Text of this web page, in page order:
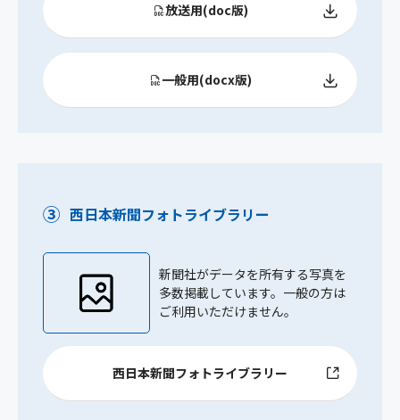
放送用(doc版)
一般用(docx版)
③ 西日本新聞フォトライブラリー
新聞社がデータを所有する写真を
多数掲載しています。一般の方は
ご利用いただけません。
西日本新聞フォトライブラリー